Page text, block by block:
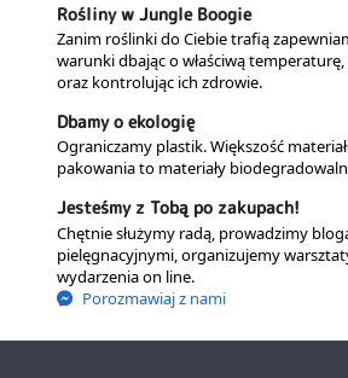
Rośliny w Jungle Boogie
Zanim roślinki do Ciebie trafią
warunki dbając o właściwą
oraz kontrolując ich zdrowie.
Dbamy o ekologię
Ograniczamy plastik. Większość
pakowania to materiały
Jesteśmy z Tobą po zakupach!
Chętnie służymy radą, prowadzimy
pielęgnacyjnymi, organizujemy
wydarzenia on line.
Porozmawiaj z nami